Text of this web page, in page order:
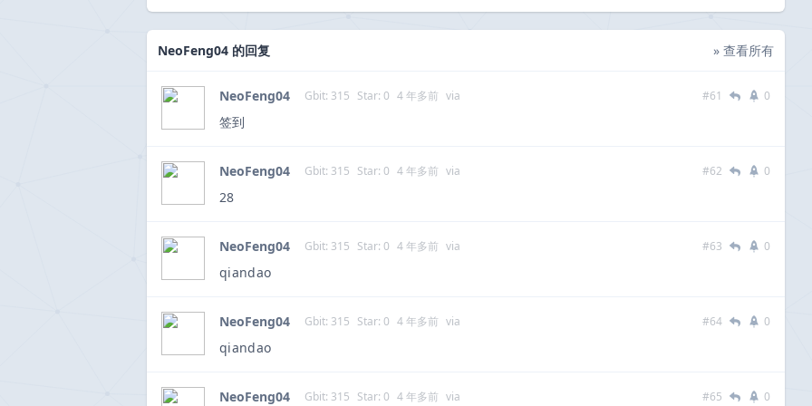
NeoFeng04 的回复 » 查看所有
NeoFeng04 Gbit: 315 Star: 0 4 年多前 via #61 0
签到
NeoFeng04 Gbit: 315 Star: 0 4 年多前 via #62 0
28
NeoFeng04 Gbit: 315 Star: 0 4 年多前 via #63 0
qiandao
NeoFeng04 Gbit: 315 Star: 0 4 年多前 via #64 0
qiandao
NeoFeng04 Gbit: 315 Star: 0 4 年多前 via #65 0